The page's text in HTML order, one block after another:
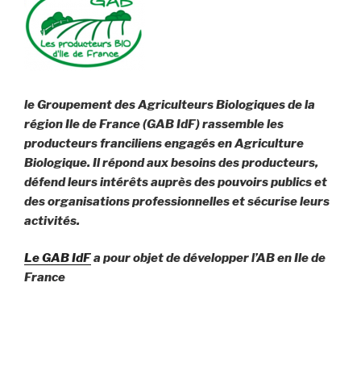
le Groupement des Agriculteurs Biologiques de la
région Ile de France (GAB IdF) rassemble les
producteurs franciliens engagés en Agriculture
Biologique. Il répond aux besoins des producteurs,
défend leurs intérêts auprès des pouvoirs publics et
des organisations professionnelles et sécurise leurs
activités.
Le GAB IdFa pour objet de développer l’AB en Ile de
France